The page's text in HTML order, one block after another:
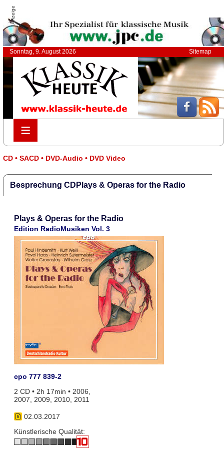
Anzeige
Sonntag, 9. August 2026 Sitemap
≡
≡
CD • SACD • DVD-Audio • DVD Video
Besprechung CDPlays & Operas for the Radio
Plays & Operas for the Radio
Edition RadioMusiken Vol. 3
cpo 777 839-2
2 CD • 2h 17min • 2006,
2007, 2009, 2010, 2011
02.03.2017
Künstlerische Qualität: